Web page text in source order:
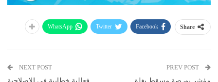
Share
Facebook
Twitter
WhatsApp
مؤشر بورصة مسقط يغلق
NEXT POST
فعالية خطابية في الإصلاحية